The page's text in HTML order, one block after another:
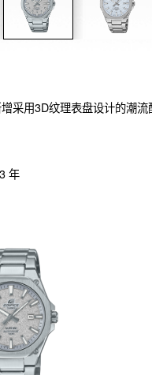
采用3D纹理表盘设计的潮流
年